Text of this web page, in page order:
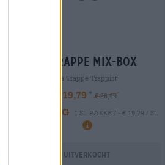
la trappe mix-box
La Trappe Trappist
€ 19,79 € 28,49
MEHRWEG 1 St. PAKKET - € 19,79 / St.
Uitverkocht